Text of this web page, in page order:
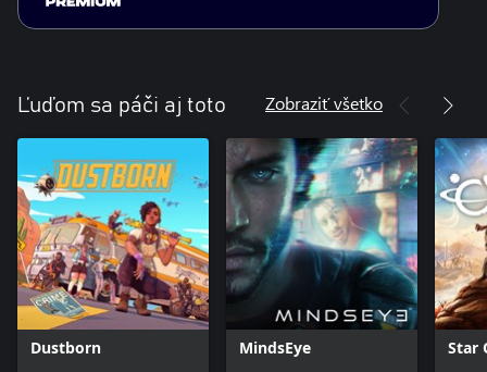
Ľuďom sa páči aj toto Zobraziť všetko
Dustborn MindsEye Star